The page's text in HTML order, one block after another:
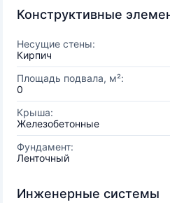
Конструктивные
Несущие стены:
Кирпич
Площадь подвала, м²:
0
Крыша:
Железобетонные
Фундамент:
Ленточный
Инженерные системы